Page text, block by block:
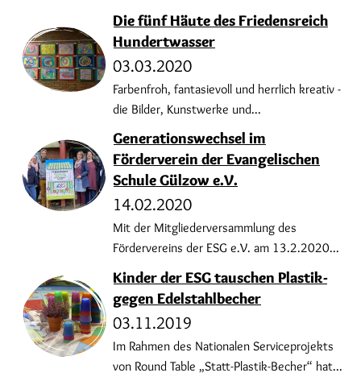
Die fünf Häute des Friedensreich
Hundertwasser
03.03.2020
Farbenfroh, fantasievoll und herrlich kreativ -
die Bilder, Kunstwerke und...
Generationswechsel im
Förderverein der Evangelischen
Schule Gülzow e.V.
14.02.2020
Mit der Mitgliederversammlung des
Fördervereins der ESG e.V. am 13.2.2020...
Kinder der ESG tauschen Plastik-
gegen Edelstahlbecher
03.11.2019
Im Rahmen des Nationalen Serviceprojekts
von Round Table „Statt-Plastik-Becher“ hat...